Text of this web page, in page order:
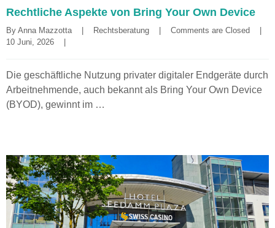
Rechtliche Aspekte von Bring Your Own Device
By Anna Mazzotta | Rechtsberatung | Comments are Closed
|
10 Juni, 2026 |
Die geschäftliche Nutzung privater digitaler Endgeräte durch
Arbeitnehmende, auch bekannt als Bring Your Own Device
(BYOD), gewinnt im …